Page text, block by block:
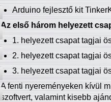
Arduino fejlesztő kit
Az első három helyezett
1. helyezett csapat tagjai
2. helyezett csapat tagjai
3. helyezett csapat tagjai
A fenti nyereményeken kívül
szoftvert, valamint kisebb